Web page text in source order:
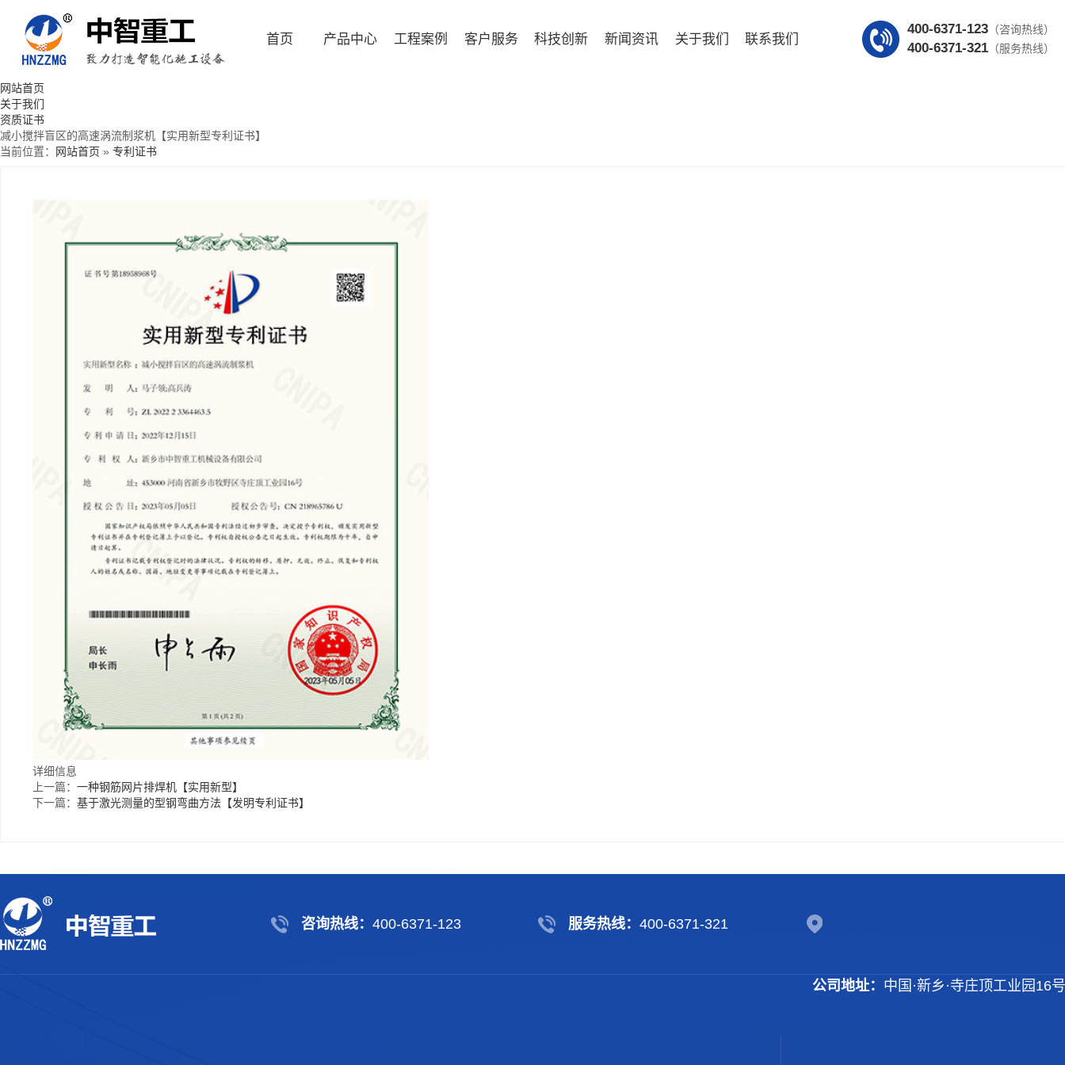
首页 产品中心 工程案例 客户服务 科技创新 新闻资讯 关于我们 联系我们
400-6371-123（咨询热线）
400-6371-321（服务热线）
网站首页
关于我们
资质证书
减小搅拌盲区的高速涡流制浆机【实用新型专利证书】
当前位置：
网站首页 » 专利证书
详细信息
上一篇： 一种钢筋网片排焊机【实用新型】
下一篇： 基于激光测量的型钢弯曲方法【发明专利证书】
咨询热线： 400-6371-123 服务热线： 400-6371-321
公司地址： 中国·新乡·寺庄顶工业园16号